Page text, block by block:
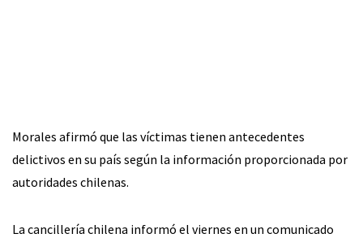
Morales afirmó que las víctimas tienen antecedentes
delictivos en su país según la información proporcionada por
autoridades chilenas.
La cancillería chilena informó el viernes en un comunicado